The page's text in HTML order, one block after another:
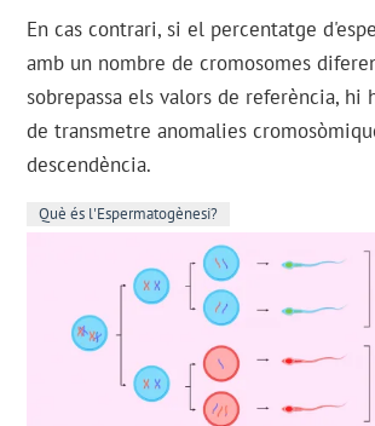
En cas contrari, si el percentatge
amb un nombre de cromosomes
sobrepassa els valors de referència, hi
de transmetre anomalies
descendència.
Què és l'Espermatogènesi?